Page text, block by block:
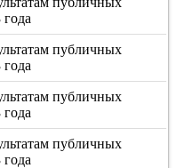
публичных
публичных
публичных